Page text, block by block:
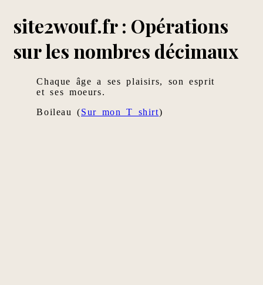
site2wouf.fr : Opérations
sur les nombres décimaux
Chaque âge a ses plaisirs, son esprit
et ses moeurs.
Boileau (Sur mon T shirt)